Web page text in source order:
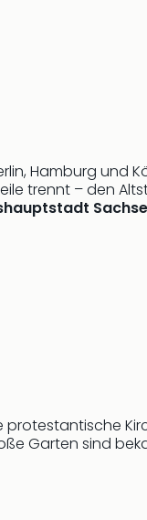
Hamburg und
trennt – den
protestantische
Garten sind